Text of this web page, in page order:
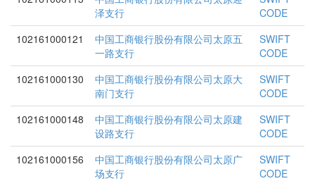
泽支行
CODE
102161000121
中国工商银行股份有限公司太原五
一路支行
SWIFT
CODE
102161000130
中国工商银行股份有限公司太原大
南门支行
SWIFT
CODE
102161000148
中国工商银行股份有限公司太原建
设路支行
SWIFT
CODE
102161000156
中国工商银行股份有限公司太原广
场支行
SWIFT
CODE